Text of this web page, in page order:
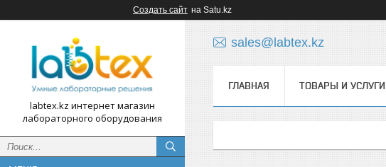
Создать сайт на Satu.kz
labtex.kz интернет магазин
лабораторного оборудования
sales@labtex.kz
ГЛАВНАЯ ТОВАРЫ И УСЛУГИ